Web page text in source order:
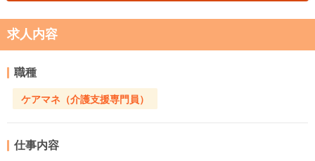
求人内容
職種
ケアマネ（介護支援専門員）
仕事内容